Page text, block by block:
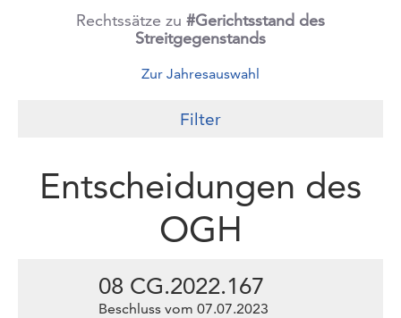
Rechtssätze zu #Gerichtsstand des
Streitgegenstands
Zur Jahresauswahl
Filter
Entscheidungen des
OGH
08 CG.2022.167
Beschluss vom 07.07.2023